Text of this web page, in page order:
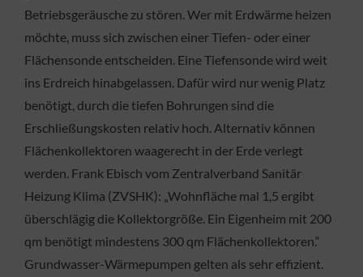
Betriebsgeräusche zu stören. Wer mit Erdwärme heizen
möchte, muss sich zwischen einer Tiefen- oder einer
Flächensonde entscheiden. Eine Tiefensonde wird weit
ins Erdreich hinabgelassen. Dafür wird nur wenig Platz
benötigt, durch die tiefen Bohrungen sind die
Erschließungskosten relativ hoch. Alternativ können
Flächenkollektoren waagerecht in der Erde verlegt
werden. Frank Ebisch vom Zentralverband Sanitär
Heizung Klima (ZVSHK): „Wohnfläche mal 1,5 ergibt
überschlägig die Kollektorgröße. Ein Eigenheim mit 200
qm benötigt mindestens 300 qm Flächenkollektoren.“
Grundwasser-Wärmepumpen gelten als sehr effizient.